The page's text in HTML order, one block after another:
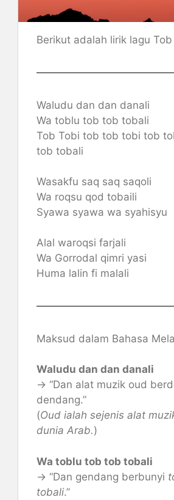
Berikut adalah lirik lagu
Waludu dan dan danali
Wa toblu tob tob tobali
Tob Tobi tob tob tobi tob
tob tobali
Wasakfu saq saq saqoli
Wa roqsu qod tobaili
Syawa syawa wa syahisyu
Alal waroqsi farjali
Wa Gorrodal qimri yasi
Huma lalin fi malali
Maksud dalam Bahasa
Waludu dan dan danali
→ “Dan alat muzik oud
dendang.”
(Oud ialah sejenis alat
dunia Arab.)
Wa toblu tob tob tobali
→ “Dan gendang berbunyi
tobali.”